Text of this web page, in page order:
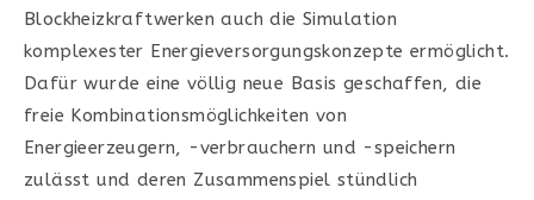
Blockheizkraftwerken auch die Simulation
komplexester Energieversorgungskonzepte ermöglicht.
Dafür wurde eine völlig neue Basis geschaffen, die
freie Kombinationsmöglichkeiten von
Energieerzeugern, -verbrauchern und -speichern
zulässt und deren Zusammenspiel stündlich